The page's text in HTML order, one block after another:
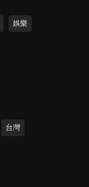
娛樂
台灣